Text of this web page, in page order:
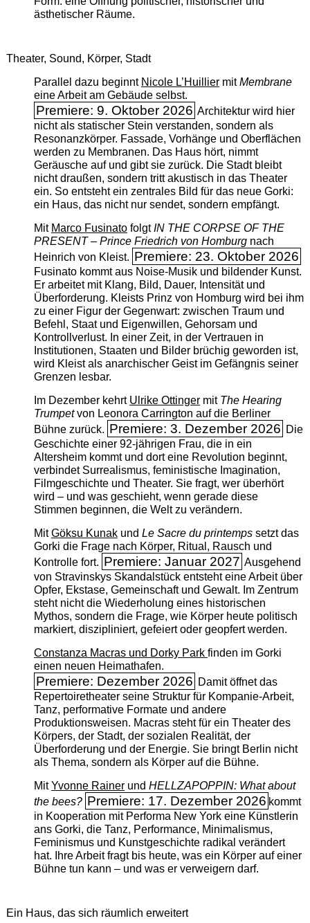
ästhetischer Räume.
Theater, Sound, Körper, Stadt
Parallel dazu beginnt Nicole L’Huilliermit ­Membrane
eine Arbeit am Gebäude selbst.
Premiere: 9. Oktober 2026 Architektur wird hier
nicht als statischer Stein verstanden, sondern als
Resonanzkörper. Fassade, Vorhänge und Oberflächen
werden zu Membranen. Das Haus hört, nimmt
Geräusche auf und gibt sie zurück. Die Stadt bleibt
nicht draußen, sondern tritt akustisch in das Theater
ein. So entsteht ein zentrales Bild für das neue Gorki:
ein Haus, das nicht nur sendet, sondern empfängt.
Mit Marco FusinatofolgtIN THE CORPSE OF THE
PRESENT – Prince Friedrich von Homburgnach
Heinrich von Kleist. Premiere: 23. Oktober 2026
Fusinato kommt aus Noise-Musik und bildender Kunst.
Er arbeitet mit Klang, Bild, Dauer, Intensität und
Überforderung. Kleists Prinz von Homburg wird bei ihm
zu einer Figur der Gegenwart: zwischen Traum und
Befehl, Staat und Eigenwillen, Gehorsam und
Kontrollverlust. In einer Zeit, in der Vertrauen in
Institutionen, Staaten und Bilder brüchig geworden ist,
wird Kleist als anarchischer Geist im Gefängnis seiner
Grenzen lesbar.
Im Dezember kehrt Ulrike Ottingermit The ­Hearing
Trumpetvon Leonora Carrington auf die Berliner
Bühne zurück. Premiere: 3. Dezember 2026 Die
Geschichte einer 92-jährigen Frau, die in ein
Altersheim kommt und dort eine Revolution beginnt,
verbindet Surrealismus, feministische Imagination,
Filmgeschichte und Theater. Sie fragt, wer überhört
wird – und was geschieht, wenn gerade diese
Stimmen beginnen, die Welt zu verändern.
MitGöksu Kunakund Le Sacre du printempssetzt das
Gorki die Frage nach Körper, Ritual, Rausch und
Kontrolle fort. Premiere: Januar 2027 Ausgehend
von Stravinskys Skandalstück entsteht eine Arbeit über
Opfer, Ekstase, Gemeinschaft und Gewalt. Im Zentrum
steht nicht die Wiederholung eines historischen
Mythos, sondern die Frage, wie Körper heute politisch
markiert, diszipliniert, gefeiert oder geopfert werden.
Constanza Macras und Dorky Park finden im Gorki
einen neuen Heimathafen.
Premiere: Dezember 2026 Damit öffnet das
Repertoiretheater seine Struktur für Kompanie-Arbeit,
Tanz, performative Formate und andere
Produktionsweisen. Macras steht für ein Theater des
Körpers, der Stadt, der sozialen Realität, der
Überforderung und der Energie. Sie bringt Berlin nicht
als Thema, sondern als Körper auf die Bühne.
MitYvonne Rainerund HELLZAPOPPIN: What about
the bees? Premiere: 17. Dezember 2026 kommt
in Kooperation mit Performa New York eine Künstlerin
ans Gorki, die Tanz, Performance, Minimalismus,
Feminismus und Kunstgeschichte radikal verändert
hat. Ihre Arbeit fragt bis heute, was ein Körper auf einer
Bühne tun kann – und was er verweigern darf.
Ein Haus, das sich räumlich erweitert